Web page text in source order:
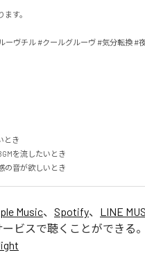
す。
ーヴチル #クールグルーヴ #気分転換 #
とき
を流したいとき
の音が欲しいとき
Music、 Spotify、 LINE
ビスで聴くことができる。